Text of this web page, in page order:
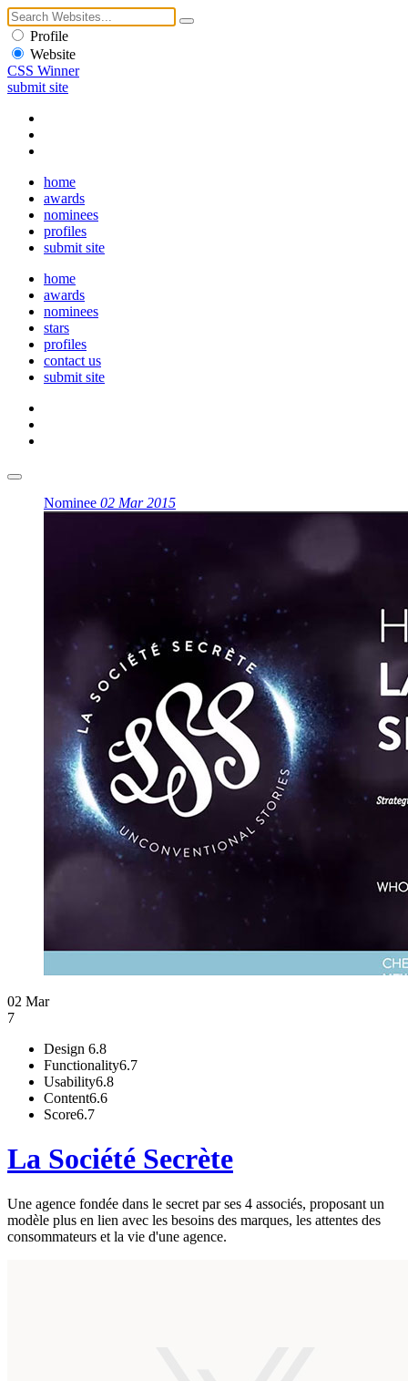
Profile
Website
CSS Winner
submit site
home
awards
nominees
profiles
submit site
home
awards
nominees
stars
profiles
contact us
submit site
Nominee 02 Mar 2015
02 Mar
7
Design 6.8
Functionality6.7
Usability6.8
Content6.6
Score6.7
La Société Secrète
Une agence fondée dans le secret par ses 4 associés, proposant un
modèle plus en lien avec les besoins des marques, les attentes des
consommateurs et la vie d'une agence.